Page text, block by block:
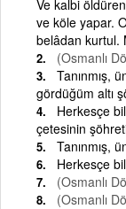
Ve kalbi
ve köle yapar.
belâdan kurtul.
(Osmanlı
Tanınmış,
gördüğüm altı
Herkesçe
çetesinin
Tanınmış,
Herkesçe
(Osmanlı
(Osmanlı